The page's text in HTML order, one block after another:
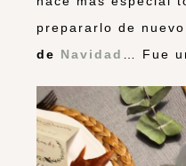
prepararlo de
de Navidad … Fue